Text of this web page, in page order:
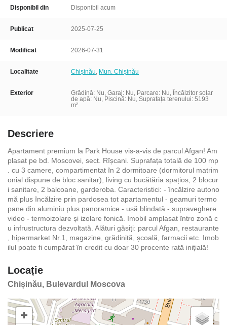
Disponibil din Disponibil acum
Publicat 2025-07-25
Modificat 2026-07-31
Localitate Chișinău, Mun. Chișinău
Exterior
Grădină: Nu, Garaj: Nu, Parcare: Nu, Încălzitor solar
de apă: Nu, Piscină: Nu, Suprafața terenului: 5193
m²
Descriere
Apartament premium la Park House vis-a-vis de parcul Afgan! Am
plasat pe bd. Moscovei, sect. Rîșcani. Suprafața totală de 100 mp
. cu 3 camere, compartimentat în 2 dormitoare (dormitorul matrim
onial dispune de bloc sanitar), living cu bucătăria spațios, 2 blocur
i sanitare, 2 balcoane, garderoba. Caracteristici: - încălzire autono
mă plus încălzire prin pardosea tot apartamentul - geamuri termo
pane din aluminiu plus panoramice - ușă blindată - supraveghere
video - termoizolare și izolare fonică. Imobil amplasat întro zonă c
u infrustructura dezvoltată. Alături găsiți: parcul Afgan, restaurante
, hipermarket Nr.1, magazine, grădiniță, școală, farmacii etc. Imob
ilul poate fi cumpărat în credit cu doar 30 procente rată inițială!
Locație
Chișinău, Bulevardul Moscova
+